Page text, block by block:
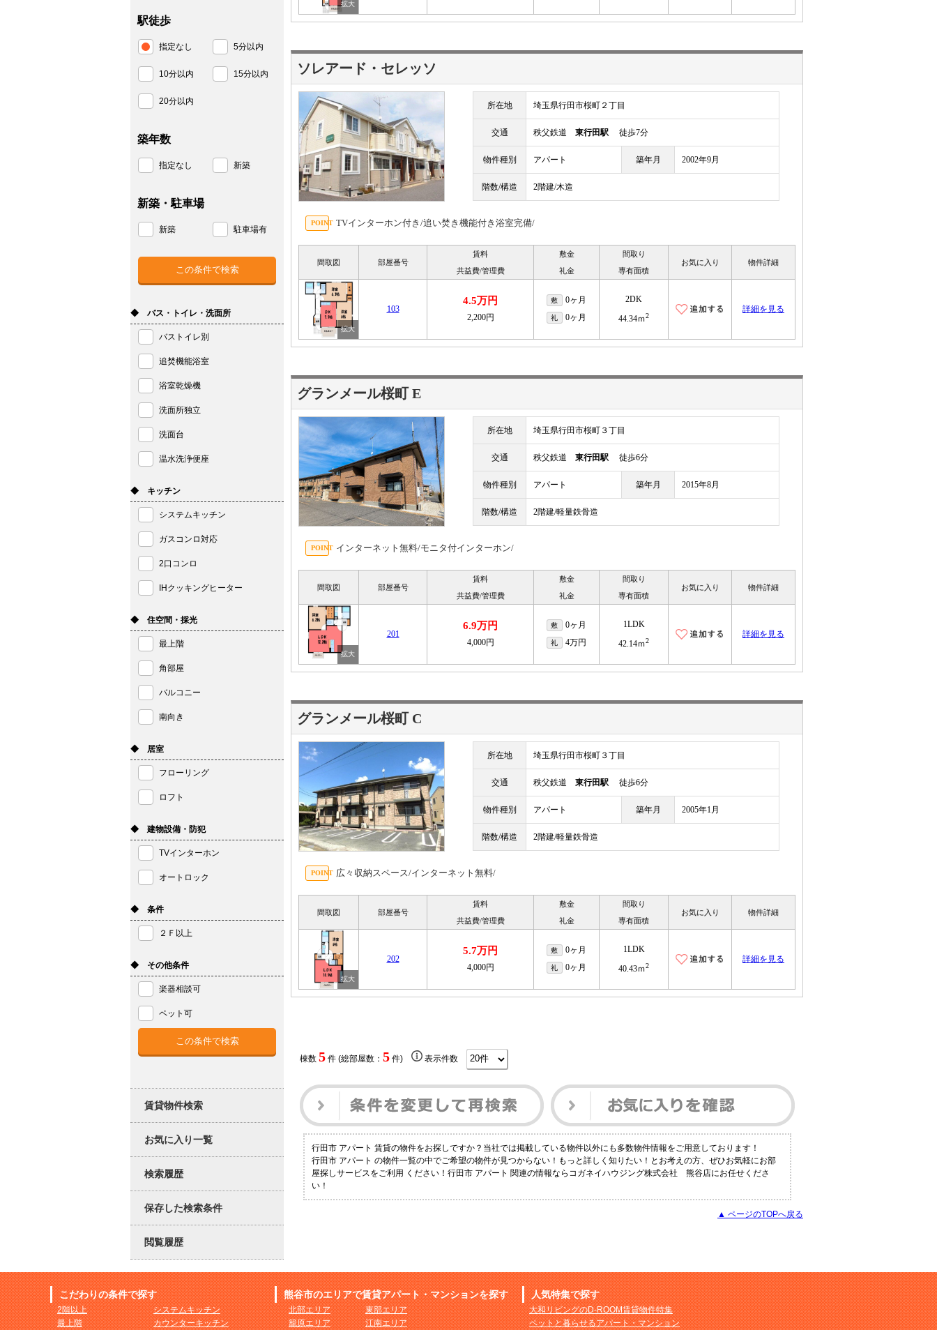
ソレアード・セレッソ
所在地 埼玉県行田市桜町２丁目
交通 秩父鉄道 東行田駅 徒歩7分
物件種別 アパート 築年月 2002年9月
階数/構造 2階建/木造
TVインターホン付き/追い焚き機能付き浴室完備/
間取図 部屋番号
賃料
共益費/管理費
敷金
礼金
間取り
専有面積
お気に入り 物件詳細
103
4.5万円
2,200円
敷 0ヶ月
礼 0ヶ月
2DK
44.34ｍ2
詳細を見る
グランメール桜町 E
所在地 埼玉県行田市桜町３丁目
交通 秩父鉄道 東行田駅 徒歩6分
物件種別 アパート 築年月 2015年8月
階数/構造 2階建/軽量鉄骨造
インターネット無料/モニタ付インターホン/
間取図 部屋番号
賃料
共益費/管理費
敷金
礼金
間取り
専有面積
お気に入り 物件詳細
201
6.9万円
4,000円
敷 0ヶ月
礼 4万円
1LDK
42.14ｍ2
詳細を見る
グランメール桜町 C
所在地 埼玉県行田市桜町３丁目
交通 秩父鉄道 東行田駅 徒歩6分
物件種別 アパート 築年月 2005年1月
階数/構造 2階建/軽量鉄骨造
広々収納スペース/インターネット無料/
間取図 部屋番号
賃料
共益費/管理費
敷金
礼金
間取り
専有面積
お気に入り 物件詳細
202
5.7万円
4,000円
敷 0ヶ月
礼 0ヶ月
1LDK
40.43ｍ2
詳細を見る
棟数 5件 (総部屋数： 5件) 表示件数
行田市 アパート 賃貸の物件をお探しですか？当社では掲載している物件以外にも多数物件情報をご用意しております！
行田市 アパート の物件一覧の中でご希望の物件が見つからない！もっと詳しく知りたい！とお考えの方、ぜひお気軽にお部
屋探しサービスをご利用 ください！行田市 アパート 関連の情報ならコガネイハウジング株式会社 熊谷店にお任せくださ
い！
▲ ページのTOPへ戻る
駅徒歩
指定なし 5分以内
10分以内 15分以内
20分以内
築年数
指定なし 新築
新築・駐車場
新築 駐車場有
◆ バス・トイレ・洗面所
バストイレ別
追焚機能浴室
浴室乾燥機
洗面所独立
洗面台
温水洗浄便座
◆ キッチン
システムキッチン
ガスコンロ対応
2口コンロ
IHクッキングヒーター
◆ 住空間・採光
最上階
角部屋
バルコニー
南向き
◆ 居室
フローリング
ロフト
◆ 建物設備・防犯
TVインターホン
オートロック
◆ 条件
２Ｆ以上
◆ その他条件
楽器相談可
ペット可
賃貸物件検索
お気に入り一覧
検索履歴
保存した検索条件
閲覧履歴
こだわりの条件で探す
2階以上
最上階
システムキッチン
カウンターキッチン
熊谷市のエリアで賃貸アパート・マンションを探す
北部エリア
籠原エリア
東部エリア
江南エリア
人気特集で探す
大和リビングのD-ROOM賃貸物件特集
ペットと暮らせるアパート・マンション